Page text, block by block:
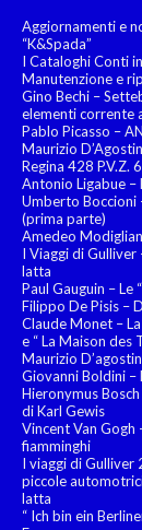
Aggiornamenti e
“K&Spada”
I Cataloghi Conti
Manutenzione e
Gino Bechi –
elementi corrente
Pablo Picasso –
Maurizio
Regina 428 P.V.Z.
Antonio Ligabue –
Umberto Boccioni
(prima parte)
Amedeo
I Viaggi di Gulliver
latta
Paul Gauguin – Le
Filippo De Pisis –
Claude Monet –
e “ La Maison des
Maurizio
Giovanni Boldini –
Hieronymus
di Karl Gewis
Vincent Van Gogh
fiamminghi
I viaggi di Gulliver
piccole
latta
“ Ich bin ein